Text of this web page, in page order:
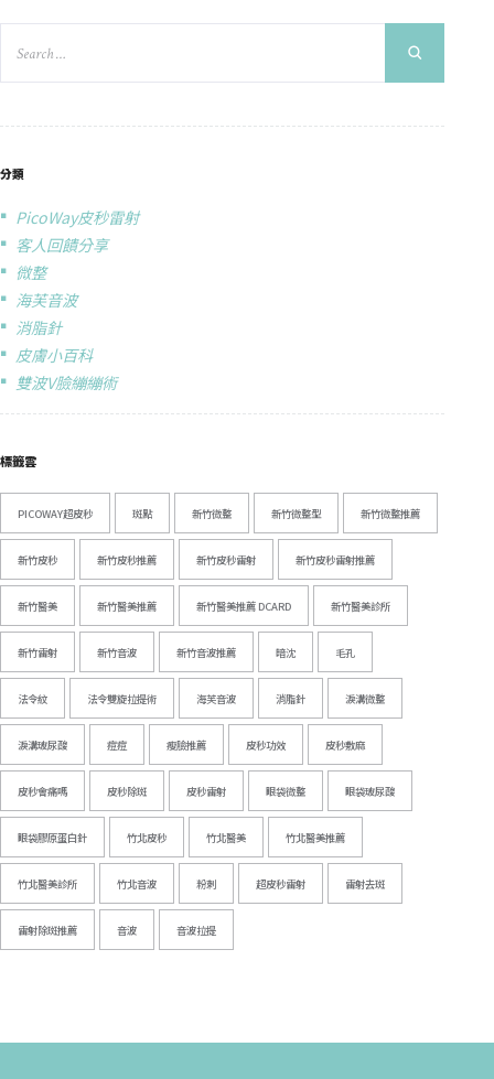
分類
PicoWay皮秒雷射
客人回饋分享
微整
海芙音波
消脂針
皮膚小百科
雙波V臉繃繃術
標籤雲
PICOWAY超皮秒 斑點 新竹微整 新竹微整型 新竹微整推薦
新竹皮秒 新竹皮秒推薦 新竹皮秒雷射 新竹皮秒雷射推薦
新竹醫美 新竹醫美推薦 新竹醫美推薦 DCARD 新竹醫美診所
新竹雷射 新竹音波 新竹音波推薦 暗沈 毛孔
法令紋 法令雙旋拉提術 海芙音波 消脂針 淚溝微整
淚溝玻尿酸 痘痘 瘦臉推薦 皮秒功效 皮秒敷麻
皮秒會痛嗎 皮秒除斑 皮秒雷射 眼袋微整 眼袋玻尿酸
眼袋膠原蛋白針 竹北皮秒 竹北醫美 竹北醫美推薦
竹北醫美診所 竹北音波 粉刺 超皮秒雷射 雷射去斑
雷射除斑推薦 音波 音波拉提